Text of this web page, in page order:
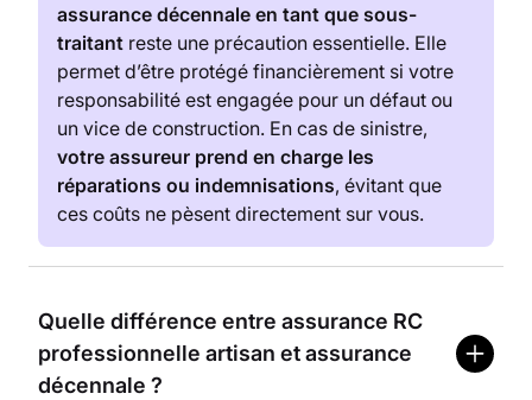
assurance décennale en tant que sous-
traitant reste une précaution essentielle. Elle
permet d’être protégé financièrement si votre
responsabilité est engagée pour un défaut ou
un vice de construction. En cas de sinistre,
votre assureur prend en charge les
réparations ou indemnisations, évitant que
ces coûts ne pèsent directement sur vous.
Quelle différence entre assurance RC
professionnelle artisan et assurance
décennale ?